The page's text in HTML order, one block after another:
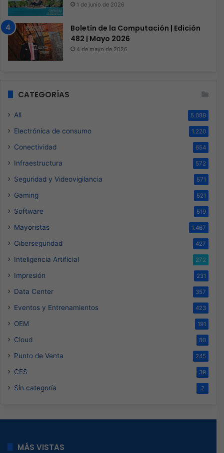
1 de junio de 2026
Boletín de la Computación | Edición
482 | Mayo 2026
4 de mayo de 2026
CATEGORÍAS
All 5.088
Electrónica de consumo 1.220
Conectividad 654
Infraestructura 572
Seguridad y Videovigilancia 571
Gaming 521
Software 519
Mayoristas 1.467
Ciberseguridad 427
Inteligencia Artificial 272
Impresión 231
Data Center 357
Eventos y Entrenamientos 423
OEM 191
Cloud 80
Punto de Venta 245
CES 39
Sin categoría 2
MÁS VISTAS